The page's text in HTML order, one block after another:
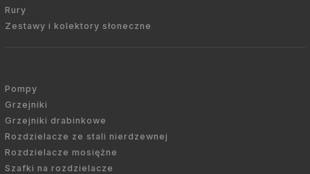
Rury
Zestawy i kolektory słoneczne
Pompy
Grzejniki
Grzejniki drabinkowe
Rozdzielacze ze stali nierdzewnej
Rozdzielacze mosiężne
Szafki na rozdzielacze